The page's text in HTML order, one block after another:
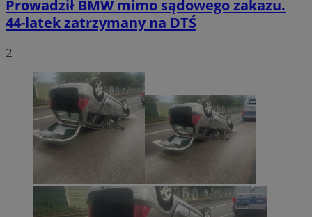
Prowadził BMW mimo sądowego zakazu.
44-latek zatrzymany na DTŚ
2